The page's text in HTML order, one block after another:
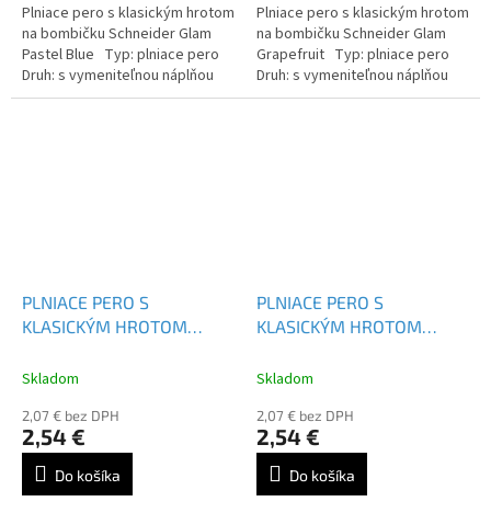
Plniace pero s klasickým hrotom
na bombičku Schneider Glam
Pastel Blue Typ: plniace pero
Druh: s vymeniteľnou náplňou
Farba náplne: modrá
Plniace pero s klasickým hrotom
na bombičku Schneider Glam
Grapefruit Typ: plniace pero
Druh: s vymeniteľnou náplňou
Farba náplne: modrá
PLNIACE PERO S
KLASICKÝM HROTOM
Skladom
2,07 € bez DPH
2,54 €
Do košíka
PLNIACE PERO S
KLASICKÝM HROTOM
Skladom
2,07 € bez DPH
2,54 €
Do košíka